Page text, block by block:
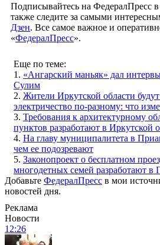
Подписывайтесь на ФедералПресс в
также следите за самыми
Дзен. Все самое важное и
«ФедералПресс».
Еще по теме:
1. «Ангарский маньяк» дал
Сулим
2. Жители Иркутской области будут
электричество по-разному: что
3. Требования к архитектурному
пунктов разработают в Иркутской
4. На главу муниципалитета в
чем ее подозревают
5. Законопроект о бесплатном
многодетных семей разработают в
Добавьте ФедералПресс в мои
новостей дня.
Реклама
Новости
12:26